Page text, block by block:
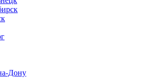
Дону